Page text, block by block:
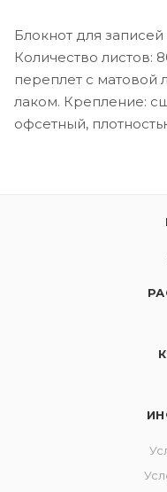
Блокнот для
Количество листов:
переплет с
лаком. Крепление:
офсетный,